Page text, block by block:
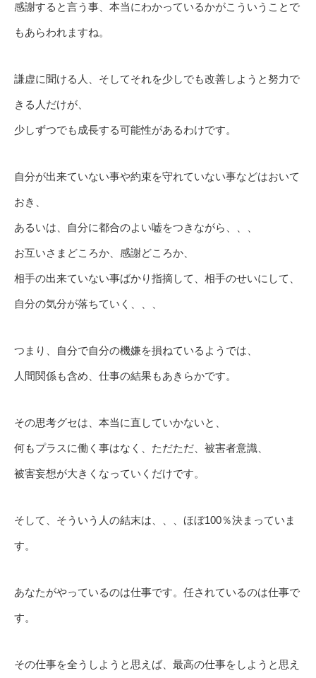
感謝すると言う事、本当にわかっているかがこういうことで
もあらわれますね。
謙虚に聞ける人、そしてそれを少しでも改善しようと努力で
きる人だけが、
少しずつでも成長する可能性があるわけです。
自分が出来ていない事や約束を守れていない事などはおいて
おき、
あるいは、自分に都合のよい嘘をつきながら、、、
お互いさまどころか、感謝どころか、
相手の出来ていない事ばかり指摘して、相手のせいにして、
自分の気分が落ちていく、、、
つまり、自分で自分の機嫌を損ねているようでは、
人間関係も含め、仕事の結果もあきらかです。
その思考グセは、本当に直していかないと、
何もプラスに働く事はなく、ただただ、被害者意識、
被害妄想が大きくなっていくだけです。
そして、そういう人の結末は、、、ほぼ100％決まっていま
す。
あなたがやっているのは仕事です。任されているのは仕事で
す。
その仕事を全うしようと思えば、最高の仕事をしようと思え